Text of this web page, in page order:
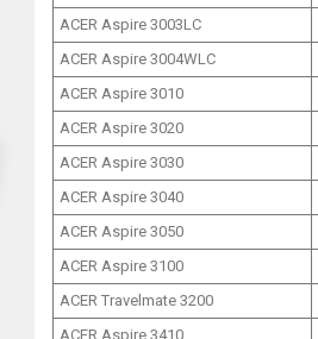
ACER Aspire 3003LC
ACER Aspire 3004WLC
ACER Aspire 3010
ACER Aspire 3020
ACER Aspire 3030
ACER Aspire 3040
ACER Aspire 3050
ACER Aspire 3100
ACER Travelmate 3200
ACER Aspire 3410